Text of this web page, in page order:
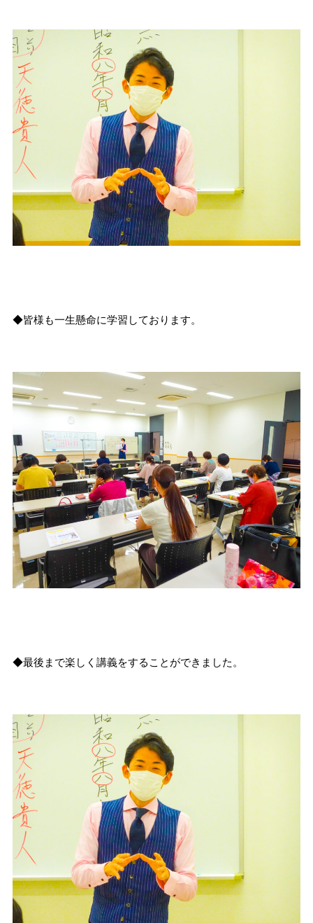
◆皆様も一生懸命に学習しております。
◆最後まで楽しく講義をすることができました。